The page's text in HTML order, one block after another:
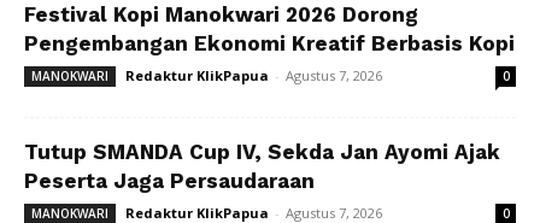
Festival Kopi Manokwari 2026 Dorong
Pengembangan Ekonomi Kreatif Berbasis Kopi
MANOKWARI Redaktur KlikPapua - Agustus 7, 2026 0
Tutup SMANDA Cup IV, Sekda Jan Ayomi Ajak
Peserta Jaga Persaudaraan
MANOKWARI Redaktur KlikPapua - Agustus 7, 2026 0